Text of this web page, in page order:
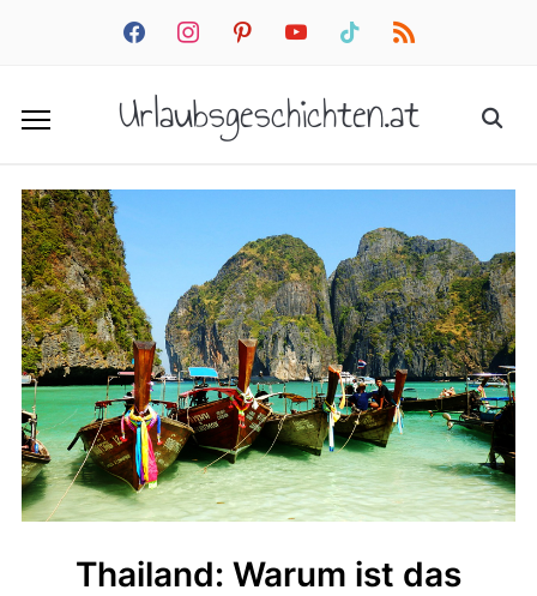
facebookinstagrampinterestyoutube tiktok rss
Urlaubsgeschichten.at
Thailand: Warum ist das